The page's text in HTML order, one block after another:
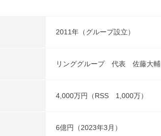
2011年（グループ設立）
リンググループ 代表 佐藤大輔
4,000万円（RSS 1,000万）
6億円（2023年3月）